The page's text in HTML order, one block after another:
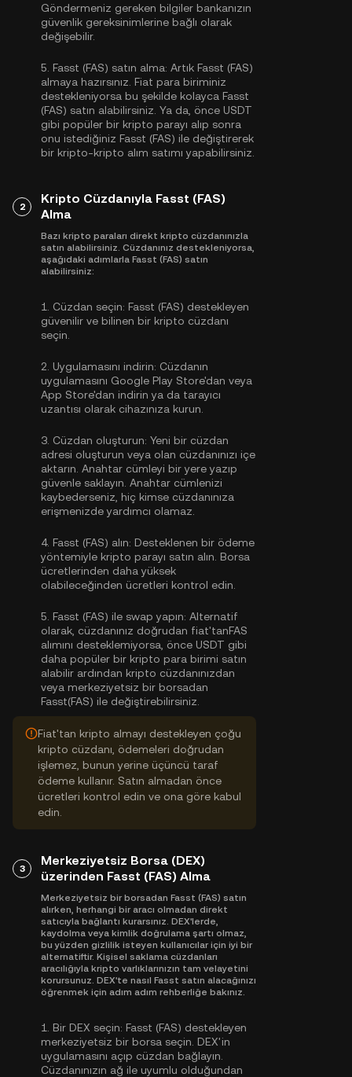
Göndermeniz gereken bilgiler bankanızın
güvenlik gereksinimlerine bağlı olarak
değişebilir.
5. Fasst (FAS) satın alma: Artık Fasst (FAS)
almaya hazırsınız. Fiat para biriminiz
destekleniyorsa bu şekilde kolayca Fasst
(FAS) satın alabilirsiniz. Ya da, önce USDT
gibi popüler bir kripto parayı alıp sonra
onu istediğiniz Fasst (FAS) ile değiştirerek
bir kripto-kripto alım satımı yapabilirsiniz.
2
Kripto Cüzdanıyla Fasst (FAS)
Alma
Bazı kripto paraları direkt kripto cüzdanınızla
satın alabilirsiniz. Cüzdanınız destekleniyorsa,
aşağıdaki adımlarla Fasst (FAS) satın
alabilirsiniz:
1. Cüzdan seçin: Fasst (FAS) destekleyen
güvenilir ve bilinen bir kripto cüzdanı
seçin.
2. Uygulamasını indirin: Cüzdanın
uygulamasını Google Play Store'dan veya
App Store'dan indirin ya da tarayıcı
uzantısı olarak cihazınıza kurun.
3. Cüzdan oluşturun: Yeni bir cüzdan
adresi oluşturun veya olan cüzdanınızı içe
aktarın. Anahtar cümleyi bir yere yazıp
güvenle saklayın. Anahtar cümlenizi
kaybederseniz, hiç kimse cüzdanınıza
erişmenizde yardımcı olamaz.
4. Fasst (FAS) alın: Desteklenen bir ödeme
yöntemiyle kripto parayı satın alın. Borsa
ücretlerinden daha yüksek
olabileceğinden ücretleri kontrol edin.
5. Fasst (FAS) ile swap yapın: Alternatif
olarak, cüzdanınız doğrudan fiat'tanFAS
alımını desteklemiyorsa, önce USDT gibi
daha popüler bir kripto para birimi satın
alabilir ardından kripto cüzdanınızdan
veya merkeziyetsiz bir borsadan
Fasst(FAS) ile değiştirebilirsiniz.
Fiat'tan kripto almayı destekleyen çoğu
kripto cüzdanı, ödemeleri doğrudan
işlemez, bunun yerine üçüncü taraf
ödeme kullanır. Satın almadan önce
ücretleri kontrol edin ve ona göre kabul
edin.
3
Merkeziyetsiz Borsa (DEX)
üzerinden Fasst (FAS) Alma
Merkeziyetsiz bir borsadan Fasst (FAS) satın
alırken, herhangi bir aracı olmadan direkt
satıcıyla bağlantı kurarsınız. DEX'lerde,
kaydolma veya kimlik doğrulama şartı olmaz,
bu yüzden gizlilik isteyen kullanıcılar için iyi bir
alternatiftir. Kişisel saklama cüzdanları
aracılığıyla kripto varlıklarınızın tam velayetini
korursunuz. DEX'te nasıl Fasst satın alacağınızı
öğrenmek için adım adım rehberliğe bakınız.
1. Bir DEX seçin: Fasst (FAS) destekleyen
merkeziyetsiz bir borsa seçin. DEX'in
uygulamasını açıp cüzdan bağlayın.
Cüzdanınızın ağ ile uyumlu olduğundan